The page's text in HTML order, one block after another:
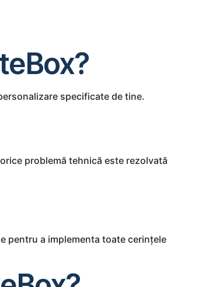
specificate de tine.
problemă tehnică este rezolvată
pentru a implementa toate cerințele